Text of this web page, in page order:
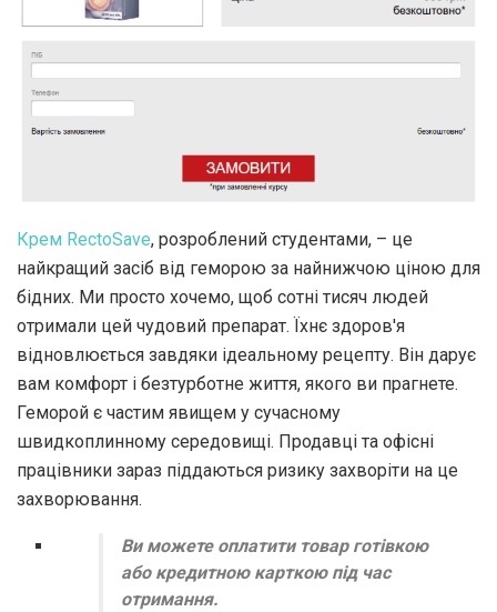
Крем RectoSave, розроблений студентами, – це
найкращий засіб від геморою за найнижчою ціною для
бідних. Ми просто хочемо, щоб сотні тисяч людей
отримали цей чудовий препарат. Їхнє здоров'я
відновлюється завдяки ідеальному рецепту. Він дарує
вам комфорт і безтурботне життя, якого ви прагнете.
Геморой є частим явищем у сучасному
швидкоплинному середовищі. Продавці та офісні
працівники зараз піддаються ризику захворіти на це
захворювання.
Ви можете оплатити товар готівкою
або кредитною карткою під час
отримання.